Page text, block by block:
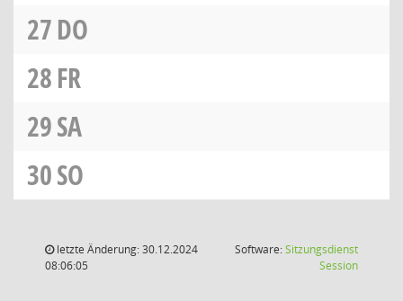
27DO
28FR
29SA
30SO
letzte Änderung: 30.12.2024
08:06:05
Software:Sitzungsdienst
Session(Wird in